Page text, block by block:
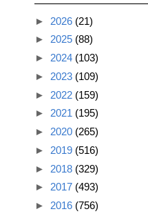
► 2026 (21)
► 2025 (88)
► 2024 (103)
► 2023 (109)
► 2022 (159)
► 2021 (195)
► 2020 (265)
► 2019 (516)
► 2018 (329)
► 2017 (493)
► 2016 (756)